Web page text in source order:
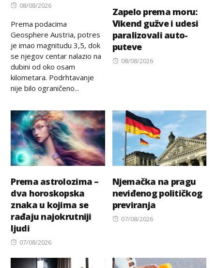
Posted
08/08/2026
Prema podacima
Geosphere Austria, potres
je imao magnitudu 3,5, dok
se njegov centar nalazio na
dubini od oko osam
kilometara. Podrhtavanje
nije bilo ograničeno...
Zapelo prema moru:
Vikend gužve i udesi
paralizovali auto-
puteve
Posted
08/08/2026
Prema astrolozima –
dva horoskopska
znaka u kojima se
rađaju najokrutniji
ljudi
Posted
07/08/2026
Njemačka na pragu
neviđenog političkog
previranja
Posted
07/08/2026